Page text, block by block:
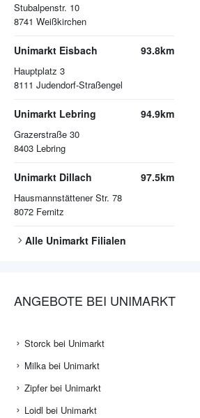
Stubalpenstr. 10
8741 Weißkirchen
Unimarkt Eisbach
Hauptplatz 3
8111 Judendorf-Straßengel
93.8km
Unimarkt Lebring
Grazerstraße 30
8403 Lebring
94.9km
Unimarkt Dillach
Hausmannstättener Str. 78
8072 Fernitz
97.5km
Alle Unimarkt Filialen
ANGEBOTE BEI UNIMARKT
Storck bei Unimarkt
Milka bei Unimarkt
Zipfer bei Unimarkt
Loidl bei Unimarkt